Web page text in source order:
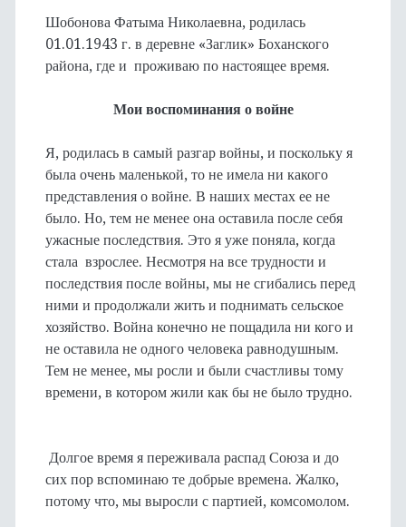
Шобонова Фатыма Николаевна, родилась
01.01.1943 г. в деревне «Заглик» Боханского
района, где и проживаю по настоящее время.
Мои воспоминания о войне
Я, родилась в самый разгар войны, и поскольку я
была очень маленькой, то не имела ни какого
представления о войне. В наших местах ее не
было. Но, тем не менее она оставила после себя
ужасные последствия. Это я уже поняла, когда
стала взрослее. Несмотря на все трудности и
последствия после войны, мы не сгибались перед
ними и продолжали жить и поднимать сельское
хозяйство. Война конечно не пощадила ни кого и
не оставила не одного человека равнодушным.
Тем не менее, мы росли и были счастливы тому
времени, в котором жили как бы не было трудно.
Долгое время я переживала распад Союза и до
сих пор вспоминаю те добрые времена. Жалко,
потому что, мы выросли с партией, комсомолом.